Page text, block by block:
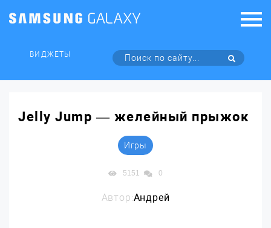
ВИДЖЕТЫ
Jelly Jump — желейный прыжок
Игры
5151 0
Автор:Андрей